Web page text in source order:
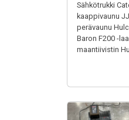
Sähkötrukki
kaappivaunu
perävaunu
Baron F200 -
maantiivistin